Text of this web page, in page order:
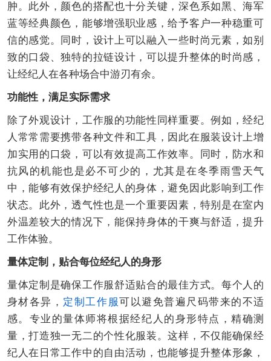
肿。此外，颜色的搭配也十分关键，深色系如黑、海军
蓝等经典颜色，能够增强职业感，给予客户一种稳重可
信的感觉。同时，设计上可以融入一些时尚元素，如别
致的口袋、独特的拉链设计，可以提升整体的时尚感，
让经纪人在各种场合中游刃有余。
功能性，满足实际需求
除了外观设计，工作服的功能性同样重要。例如，经纪
人常常需要携带各种文件和工具，因此在服装设计上增
加实用的口袋，可以有效提高工作效率。同时，防水和
抗风的机能也是必不可少的，尤其是在冬季雨雪天气
中，能够有效保护经纪人的身体，避免因此影响到工作
状态。此外，透气性也是一个重要因素，特别是在室内
外温差较大的情况下，能保持身体的干爽与舒适，提升
工作体验。
量体定制，贴合每位经纪人的身形
量体定制是确保工作服舒适贴合的最佳方式。每个人的
身材各异， 定制工作服可以避免普遍尺码带来的不适
感。专业的量体师将根据经纪人的身形特点，精确测
量，打造独一无二的个性化服装。这样，不仅能确保经
纪人在日常工作中的自由活动，也能够提升整体形象，